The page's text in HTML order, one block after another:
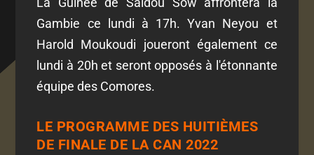
Gambie ce lundi à 17h. Yvan Neyou et
Harold Moukoudi joueront également ce
lundi à 20h et seront opposés à l'étonnante
équipe des Comores.
LE PROGRAMME DES HUITIÈMES
DE FINALE DE LA CAN 2022